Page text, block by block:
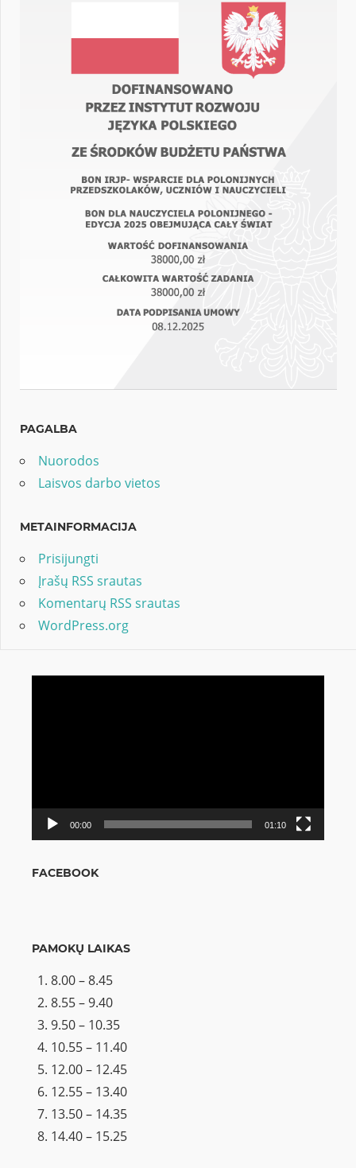
PAGALBA
Nuorodos
Laisvos darbo vietos
METAINFORMACIJA
Prisijungti
Įrašų RSS srautas
Komentarų RSS srautas
WordPress.org
00:00 01:10
FACEBOOK
PAMOKŲ LAIKAS
8.00 – 8.45
8.55 – 9.40
9.50 – 10.35
10.55 – 11.40
12.00 – 12.45
12.55 – 13.40
13.50 – 14.35
14.40 – 15.25